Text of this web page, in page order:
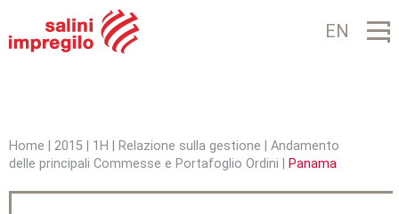
Jump to navigation EN
T
u
Home 2015 1H Relazione sulla gestione
Andamento
delle principali Commesse e Portafoglio Ordini
Panama